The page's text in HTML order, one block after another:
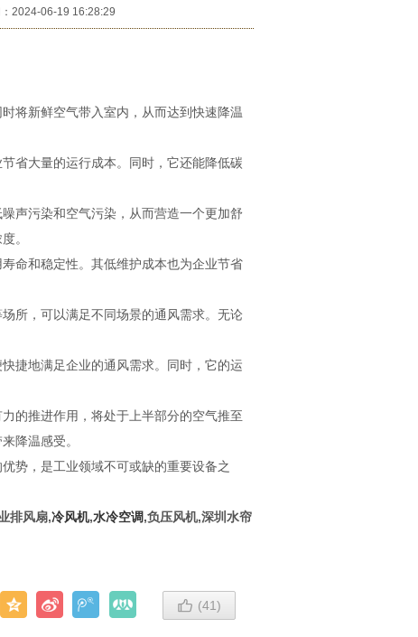
2024-06-19 16:28:29
将新鲜空气带入室内，从而达到快速降温
省大量的运行成本。同时，它还能降低碳
声污染和空气污染，从而营造一个更加舒
。
命和稳定性。其低维护成本也为企业节省
所，可以满足不同场景的通风需求。无论
捷地满足企业的通风需求。同时，它的运
的推进作用，将处于上半部分的空气推至
降温感受。
势，是工业领域不可或缺的重要设备之
排风扇,冷风机,水冷空调,负压风机,深圳水帘
 (41)